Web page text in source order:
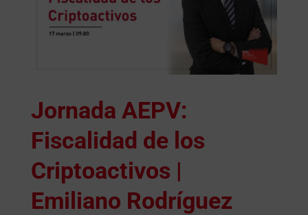
Jornada AEPV:
Fiscalidad de los
Criptoactivos |
Emiliano Rodríguez